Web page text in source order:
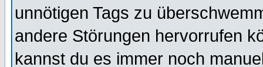
unnötigen Tags zu
andere Störungen hervorrufen
kannst du es immer noch